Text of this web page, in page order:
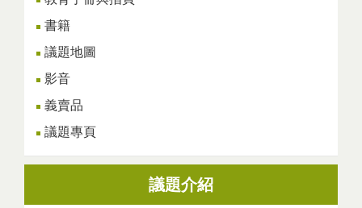
書籍
議題地圖
影音
義賣品
議題專頁
議題介紹